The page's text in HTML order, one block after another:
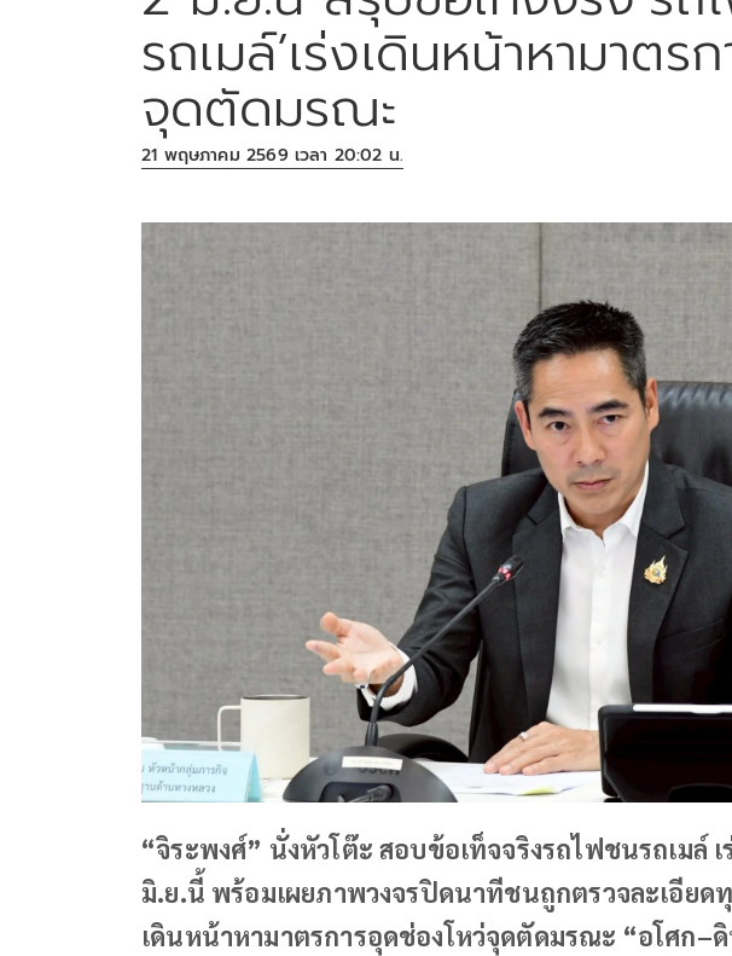
รถเมล์’เร่งเดินหน้าหามาตร
จุดตัดมรณะ
21 พฤษภาคม 2569 เวลา 20:02 น.
“จิระพงศ์” นั่งหัวโต๊ะ สอบข้อเท็จจริงรถไฟชนรถเมล์
มิ.ย.นี้ พร้อมเผยภาพวงจรปิดนาทีชนถูกตรวจละเอียด
เดินหน้าหามาตรการอุดช่องโหว่จุดตัดมรณะ “อโศก–